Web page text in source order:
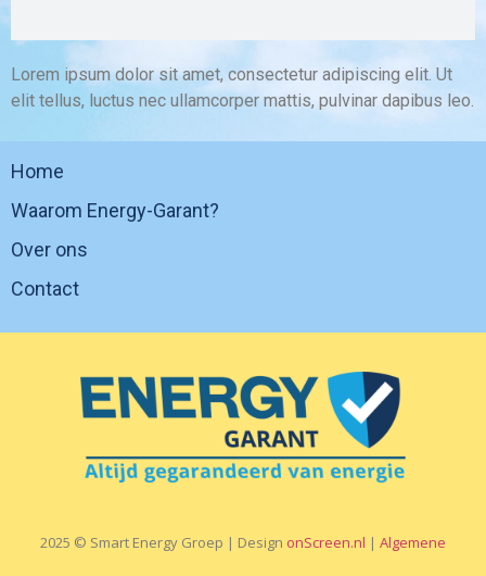
Lorem ipsum dolor sit amet, consectetur adipiscing elit. Ut
elit tellus, luctus nec ullamcorper mattis, pulvinar dapibus leo.
Home
Waarom Energy-Garant?
Over ons
Contact
2025 © Smart Energy Groep | Design onScreen.nl | Algemene